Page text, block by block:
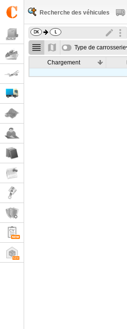
Recherche des véhicules
Type de carrosserie
Chargement